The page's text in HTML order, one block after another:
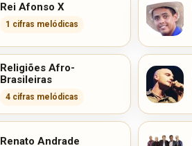
Rei Afonso X
1 cifras melódicas
Religiões Afro-
Brasileiras
4 cifras melódicas
Renato Andrade